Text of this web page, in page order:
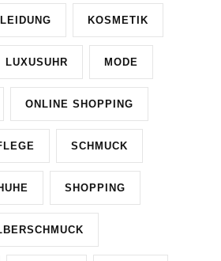
KOSMETIK
LUXUSUHR MODE
ONLINE SHOPPING
SCHMUCK
SHOPPING